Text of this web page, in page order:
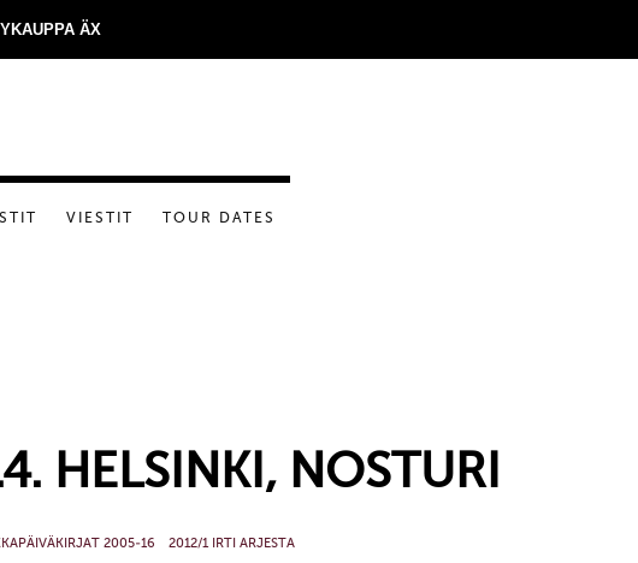
ÄX
VIESTIT TOUR DATES
HELSINKI, NOSTURI
2005-16 2012/1 IRTI ARJESTA